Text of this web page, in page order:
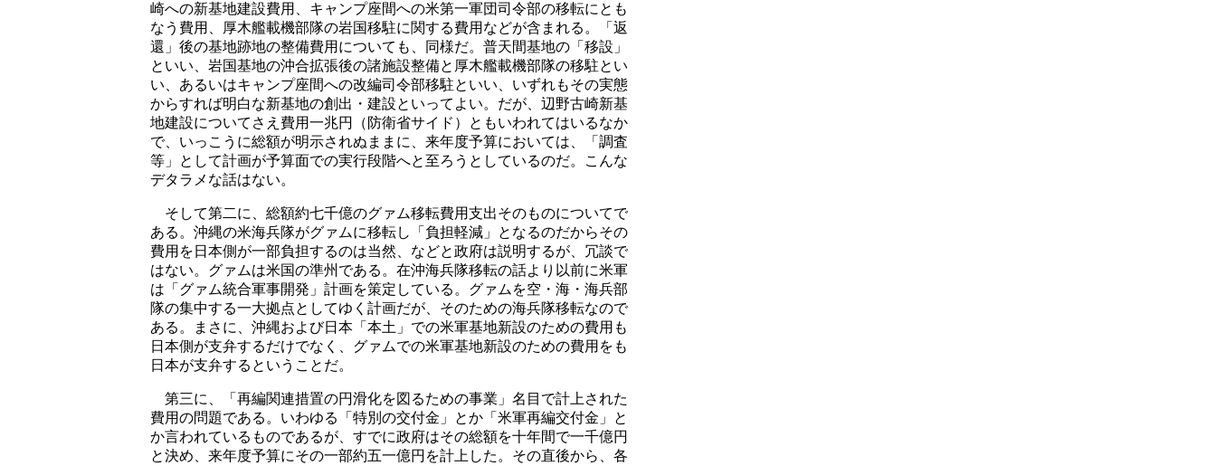
崎への新基地建設費用、キャンプ座間への米第一軍団司令部の移転にとも
なう費用、厚木艦載機部隊の岩国移駐に関する費用などが含まれる。「返
還」後の基地跡地の整備費用についても、同様だ。普天間基地の「移設」
といい、岩国基地の沖合拡張後の諸施設整備と厚木艦載機部隊の移駐とい
い、あるいはキャンプ座間への改編司令部移駐といい、いずれもその実態
からすれば明白な新基地の創出・建設といってよい。だが、辺野古崎新基
地建設についてさえ費用一兆円（防衛省サイド）ともいわれてはいるなか
で、いっこうに総額が明示されぬままに、来年度予算においては、「調査
等」として計画が予算面での実行段階へと至ろうとしているのだ。こんな
デタラメな話はない。
そして第二に、総額約七千億のグァム移転費用支出そのものについてで
ある。沖縄の米海兵隊がグァムに移転し「負担軽減」となるのだからその
費用を日本側が一部負担するのは当然、などと政府は説明するが、冗談で
はない。グァムは米国の準州である。在沖海兵隊移転の話より以前に米軍
は「グァム統合軍事開発」計画を策定している。グァムを空・海・海兵部
隊の集中する一大拠点としてゆく計画だが、そのための海兵隊移転なので
ある。まさに、沖縄および日本「本土」での米軍基地新設のための費用も
日本側が支弁するだけでなく、グァムでの米軍基地新設のための費用をも
日本が支弁するということだ。
第三に、「再編関連措置の円滑化を図るための事業」名目で計上された
費用の問題である。いわゆる「特別の交付金」とか「米軍再編交付金」と
か言われているものであるが、すでに政府はその総額を十年間で一千億円
と決め、来年度予算にその一部約五一億円を計上した。その直後から、各